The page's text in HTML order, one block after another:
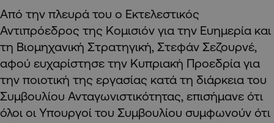
Από την πλευρά του ο Εκτελεστικός
Αντιπρόεδρος της Κομισιόν για την Ευημερία και
τη Βιομηχανική Στρατηγική, Στεφάν Σεζουρνέ,
αφού ευχαρίστησε την Κυπριακή Προεδρία για
την ποιοτική της εργασίας κατά τη διάρκεια του
Συμβουλίου Ανταγωνιστικότητας, επισήμανε ότι
όλοι οι Υπουργοί του Συμβουλίου συμφωνούν ότι